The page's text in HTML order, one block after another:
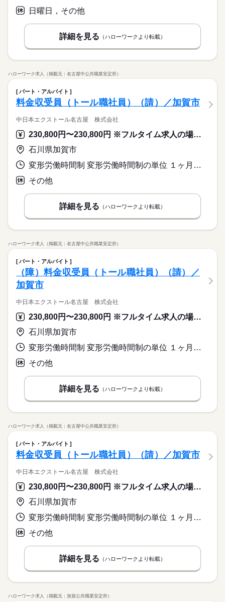
日曜日，その他
詳細を見る （ハローワークより転載）
ハローワーク求人（掲載元：名古屋中公共職業安定所）
パート・アルバイト
料金収受員（トール職社員）（請）／加賀市
中日本エクストール名古屋 株式会社
230,800円〜230,800円 ※フルタイム求人の場合は月額（換算額）、パート求人の場合は時間額を表示しています。
石川県加賀市
変形労働時間制 変形労働時間制の単位 １ヶ月単位 就業時間１ 8時40分〜9時10分 就業時間に関する特記事項 ２時間位の範囲で始業・就業時刻が変更になる場合あり
その他
詳細を見る （ハローワークより転載）
ハローワーク求人（掲載元：名古屋中公共職業安定所）
パート・アルバイト
（障）料金収受員（トール職社員）（請）／
加賀市
中日本エクストール名古屋 株式会社
230,800円〜230,800円 ※フルタイム求人の場合は月額（換算額）、パート求人の場合は時間額を表示しています。
石川県加賀市
変形労働時間制 変形労働時間制の単位 １ヶ月単位 就業時間１ 8時40分〜9時10分 就業時間に関する特記事項 ２時間位の範囲で始業・就業時刻が変更になる場合あり
その他
詳細を見る （ハローワークより転載）
ハローワーク求人（掲載元：名古屋中公共職業安定所）
パート・アルバイト
料金収受員（トール職社員）（請）／加賀市
中日本エクストール名古屋 株式会社
230,800円〜230,800円 ※フルタイム求人の場合は月額（換算額）、パート求人の場合は時間額を表示しています。
石川県加賀市
変形労働時間制 変形労働時間制の単位 １ヶ月単位 就業時間１ 8時40分〜9時10分 就業時間に関する特記事項 ２時間位の範囲で始業・就業時刻が変更になる場合あり
その他
詳細を見る （ハローワークより転載）
ハローワーク求人（掲載元：加賀公共職業安定所）